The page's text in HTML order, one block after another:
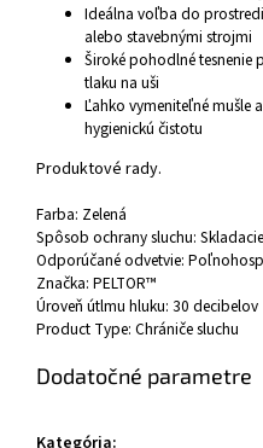
Ideálna voľba do
alebo stavebnými strojmi
Široké pohodlné tesnenie
tlaku na uši
Ľahko vymeniteľné
hygienickú čistotu
Produktové rady.
Farba: Zelená
Spôsob ochrany sluchu:
Odporúčané odvetvie:
Značka: PELTOR™
Úroveň útlmu hluku: 30 decibelov
Product Type: Chrániče sluchu
Dodatočné parametre